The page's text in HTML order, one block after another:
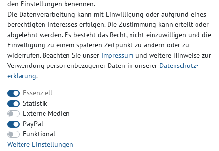
den Einstellungen benennen.
Die Datenverarbeitung kann mit Einwilligung oder aufgrund eines
berechtigten Interesses erfolgen. Die Zustimmung kann erteilt oder
abgelehnt werden. Es besteht das Recht, nicht einzuwilligen und die
Einwilligung zu einem späteren Zeitpunkt zu ändern oder zu
widerrufen. Beachten Sie unser Impressum und weitere Hinweise zur
Verwendung personenbezogener Daten in unserer Daten­schutz­
erklärung.
Essenziell
Statistik
Externe Medien
PayPal
Funktional
Weitere Einstellungen
Widerrufs­recht Widerrufs­formular
Daten­schutz­erklärung AGB Kontakt